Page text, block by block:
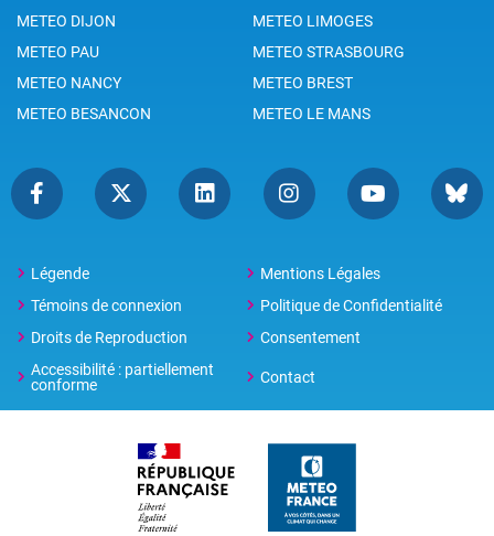
METEO DIJON
METEO LIMOGES
METEO PAU
METEO STRASBOURG
METEO NANCY
METEO BREST
METEO BESANCON
METEO LE MANS
Légende
Mentions Légales
Témoins de connexion
Politique de Confidentialité
Droits de Reproduction
Consentement
Accessibilité : partiellement
conforme
Contact